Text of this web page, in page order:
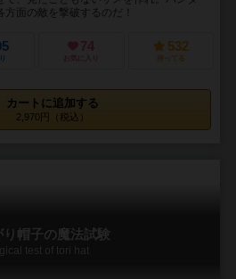
面の敵を撃破するのだ！
74
お気に入り
532
持ってる
カートに追加する
2,970円（税込）
り帽子の魔法試験
test of tori hat